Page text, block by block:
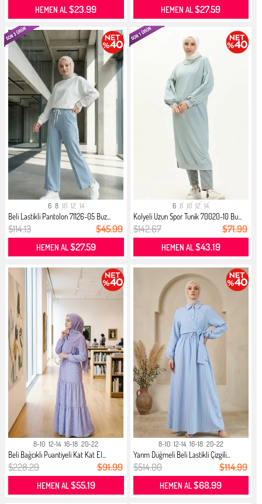
HEMEN AL$23.99 HEMEN AL$27.59
6 8 10 12 14
Beli Lastikli Pantolon 71126-05 Buz...
$114.13 $45.99
HEMEN AL$27.59
6 8 10 12 14
Kolyeli Uzun Spor Tunik 70020-10 Bu...
$142.67 $71.99
HEMEN AL$43.19
8-10 12-14 16-18 20-22
Beli Bağcıklı Puantiyeli Kat Kat El...
$228.29 $91.99
HEMEN AL$55.19
8-10 12-14 16-18 20-22
Yarım Düğmeli Beli Lastikli Çizgili...
$514.00 $114.99
HEMEN AL$68.99